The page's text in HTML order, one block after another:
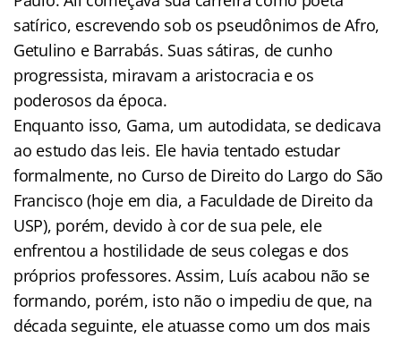
satírico, escrevendo sob os pseudônimos de Afro,
Getulino e Barrabás. Suas sátiras, de cunho
progressista, miravam a aristocracia e os
poderosos da época.
Enquanto isso, Gama, um autodidata, se dedicava
ao estudo das leis. Ele havia tentado estudar
formalmente, no Curso de Direito do Largo do São
Francisco (hoje em dia, a Faculdade de Direito da
USP), porém, devido à cor de sua pele, ele
enfrentou a hostilidade de seus colegas e dos
próprios professores. Assim, Luís acabou não se
formando, porém, isto não o impediu de que, na
década seguinte, ele atuasse como um dos mais